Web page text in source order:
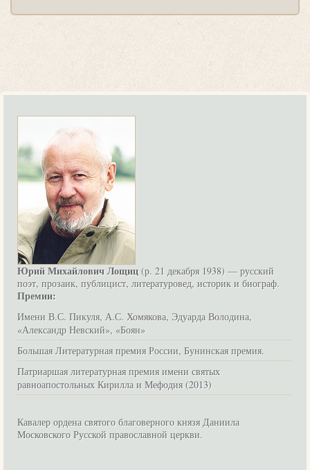
Юрий Михайлович Лощиц (р. 21 декабря 1938) — русский
поэт, прозаик, публицист, литературовед, историк и биограф.
Премии:
Имени В.С. Пикуля, А.С. Хомякова, Эдуарда Володина,
«Александр Невский», «Боян»
Большая Литературная премия России, Бунинская премия.
Патриаршая литературная премия имени святых
равноапостольных Кирилла и Мефодия (2013)
Кавалер ордена святого благоверного князя Даниила
Московского Русской православной церкви.